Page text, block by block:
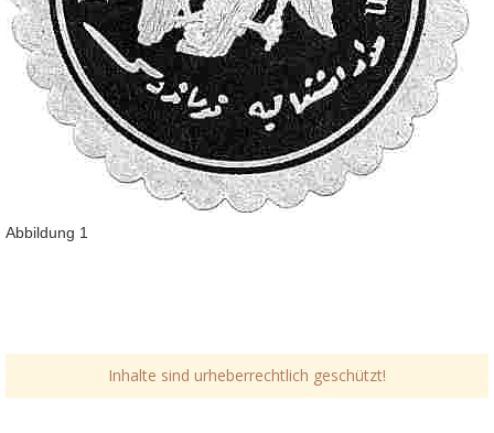
Abbildung 1
Inhalte sind urheberrechtlich geschützt!